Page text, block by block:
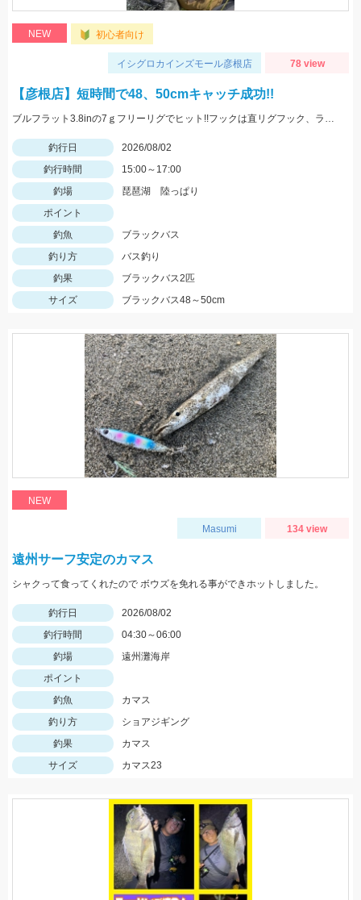
NEW 初心者向け
イシグロカインズモール彦根店 78 view
【彦根店】短時間で48、50cmキャッチ成功!!
ブルフラット3.8inの7ｇフリーリグでヒット!!フックは直リグフック、ラインはツリノフロロがオススメです!!カバー撃ちが熱い時期になってきましたよ♪
釣行日
2026/08/02
釣行時間
15:00～17:00
釣場
琵琶湖 陸っぱり
ポイント
釣魚
ブラックバス
釣り方
バス釣り
釣果
ブラックバス2匹
サイズ
ブラックバス48～50cm
NEW
Masumi 134 view
遠州サーフ安定のカマス
シャクって食ってくれたので ボウズを免れる事ができホットしました。
釣行日
2026/08/02
釣行時間
04:30～06:00
釣場
遠州灘海岸
ポイント
釣魚
カマス
釣り方
ショアジギング
釣果
カマス
サイズ
カマス23